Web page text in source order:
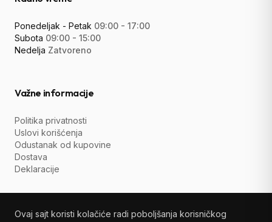
Ponedeljak - Petak 09:00 - 17:00
Subota 09:00 - 15:00
Nedelja Zatvoreno
Važne informacije
Politika privatnosti
Uslovi korišćenja
Odustanak od kupovine
Dostava
Deklaracije
Ovaj sajt koristi kolačiće radi poboljšanja korisničkog